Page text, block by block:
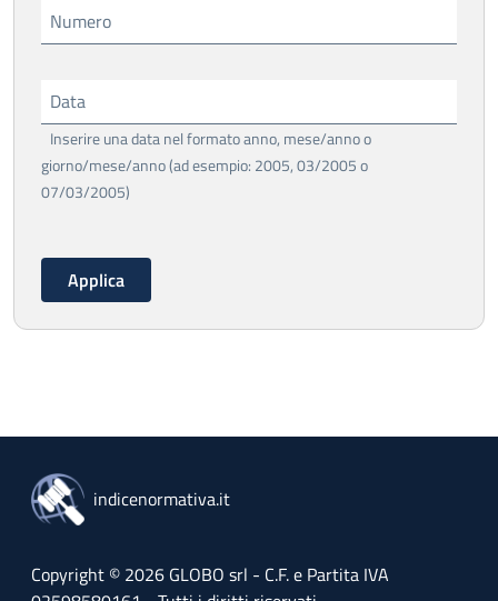
Numero
Data
Inserire una data nel formato anno, mese/anno o
giorno/mese/anno (ad esempio: 2005, 03/2005 o
07/03/2005)
indicenormativa.it
Copyright © 2026 GLOBO srl - C.F. e Partita IVA